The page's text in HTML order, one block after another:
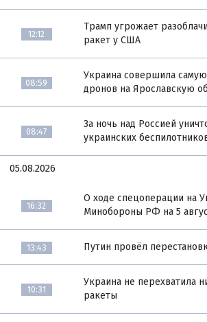
12:12
Трамп угрожает
ракет у США
08:59
Украина совершила
дронов на Ярославскую
08:47
За ночь над Россией
украинских
05.08.2026
16:32
О ходе спецоперации на
Минобороны РФ на 5
13:43 Путин провёл
10:31
Украина не перехватила
ракеты